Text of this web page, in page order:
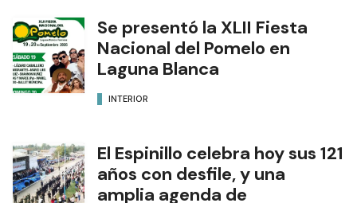
INTERIOR
Se presentó la XLII Fiesta
Nacional del Pomelo en
INTERIOR